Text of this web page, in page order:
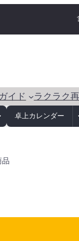
イド ラクラク
卓上カレンダー
品